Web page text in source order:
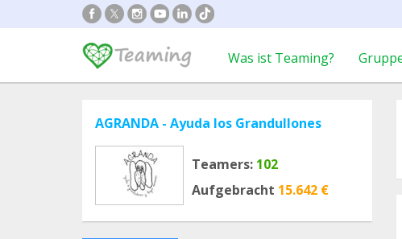
Was ist Teaming?
AGRANDA - Ayuda los Grandullones
Teamers: 102
Aufgebracht 15.642 €